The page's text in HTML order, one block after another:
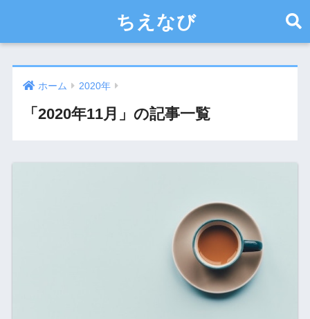
ちえなび
ホーム 2020年
「2020年11月」の記事一覧